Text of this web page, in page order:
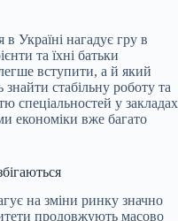
Україні нагадує гру в
та їхні батьки
вступити, а й який
стабільну роботу та
спеціальностей у закладах
економіки вже багато
на зміни ринку значно
продовжують масово